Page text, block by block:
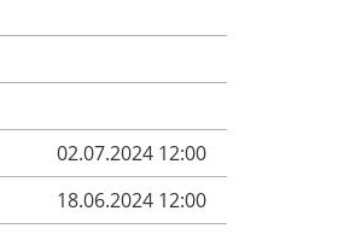
02.07.2024 12:00
18.06.2024 12:00